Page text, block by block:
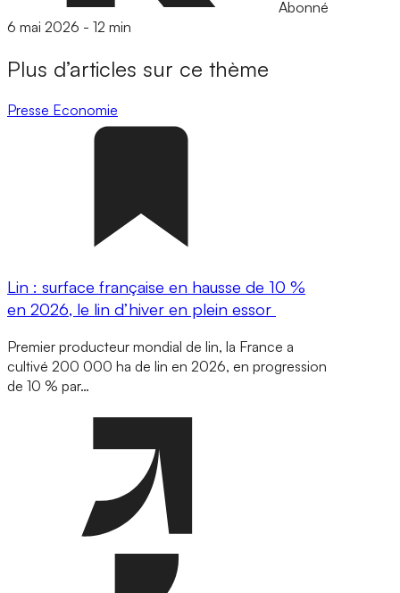
Abonné
6 mai 2026 - 12 min
Plus d’articles sur ce thème
Presse Economie
Lin : surface française en hausse de 10 %
en 2026, le lin d’hiver en plein essor
Premier producteur mondial de lin, la France a
cultivé 200 000 ha de lin en 2026, en progression
de 10 % par…